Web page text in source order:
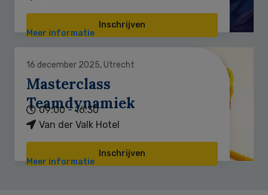
Inschrijven
Meer informatie
16 december 2025, Utrecht
Masterclass
Teamdynamiek
09:00 - 16:30
Van der Valk Hotel
Inschrijven
Meer informatie